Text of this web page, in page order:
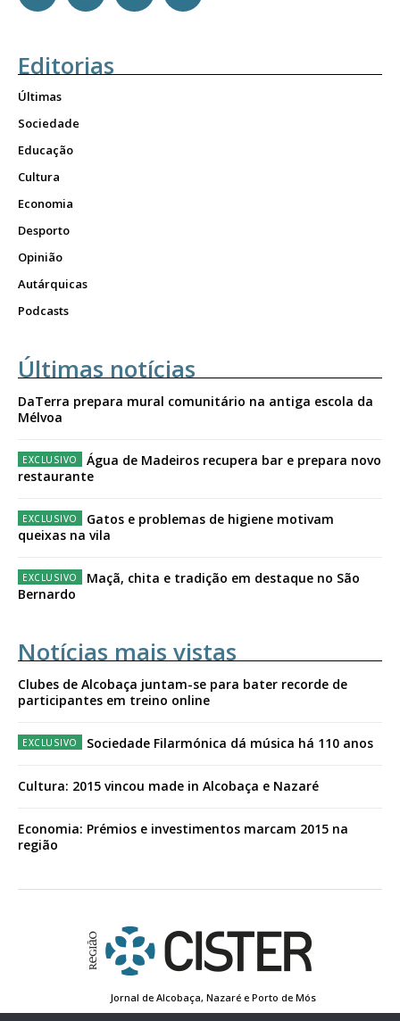
Editorias
Últimas
Sociedade
Educação
Cultura
Economia
Desporto
Opinião
Autárquicas
Podcasts
Últimas notícias
DaTerra prepara mural comunitário na antiga escola da
Mélvoa
Água de Madeiros recupera bar e prepara novo
restaurante
Gatos e problemas de higiene motivam
queixas na vila
Maçã, chita e tradição em destaque no São
Bernardo
Notícias mais vistas
Clubes de Alcobaça juntam-se para bater recorde de
participantes em treino online
Sociedade Filarmónica dá música há 110 anos
Cultura: 2015 vincou made in Alcobaça e Nazaré
Economia: Prémios e investimentos marcam 2015 na
região
Jornal de Alcobaça, Nazaré e Porto de Mós
Estatuto Editorial
Contactos Política de Privacidade